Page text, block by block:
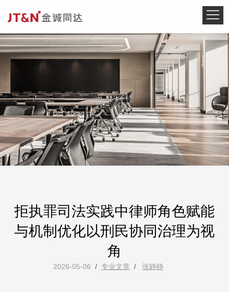
拒执罪司法实践中律师角色赋能
与机制优化以刑民协同治理为视
角
2026-05-06 / 专业文章 / 张静静